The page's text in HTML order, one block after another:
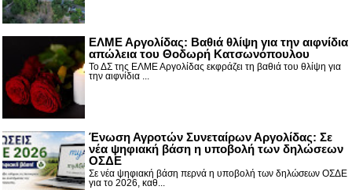
ΕΛΜΕ Αργολίδας: Βαθιά θλίψη για την αιφνίδια
απώλεια του Θοδωρή Κατσωνόπουλου
Το ΔΣ της ΕΛΜΕ Αργολίδας εκφράζει τη βαθιά του θλίψη για
την αιφνίδια ...
Ένωση Αγροτών Συνεταίρων Αργολίδας: Σε
νέα ψηφιακή βάση η υποβολή των δηλώσεων
ΟΣΔΕ
Σε νέα ψηφιακή βάση περνά η υποβολή των δηλώσεων ΟΣΔΕ
για το 2026, καθ...